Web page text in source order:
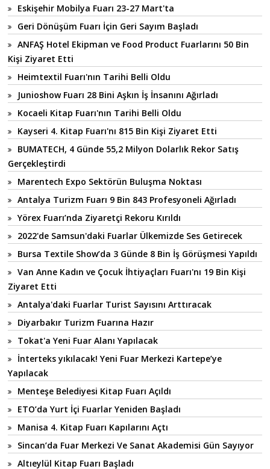
Eskişehir Mobilya Fuarı 23-27 Mart'ta
Geri Dönüşüm Fuarı İçin Geri Sayım Başladı
ANFAŞ Hotel Ekipman ve Food Product Fuarlarını 50 Bin
Kişi Ziyaret Etti
Heimtextil Fuarı'nın Tarihi Belli Oldu
Junioshow Fuarı 28 Bini Aşkın İş İnsanını Ağırladı
Kocaeli Kitap Fuarı'nın Tarihi Belli Oldu
Kayseri 4. Kitap Fuarı'nı 815 Bin Kişi Ziyaret Etti
BUMATECH, 4 Günde 55,2 Milyon Dolarlık Rekor Satış
Gerçekleştirdi
Marentech Expo Sektörün Buluşma Noktası
Antalya Turizm Fuarı 9 Bin 843 Profesyoneli Ağırladı
Yörex Fuarı’nda Ziyaretçi Rekoru Kırıldı
2022'de Samsun'daki Fuarlar Ülkemizde Ses Getirecek
Bursa Textile Show’da 3 Günde 8 Bin İş Görüşmesi Yapıldı
Van Anne Kadın ve Çocuk İhtiyaçları Fuarı'nı 19 Bin Kişi
Ziyaret Etti
Antalya'daki Fuarlar Turist Sayısını Arttıracak
Diyarbakır Turizm Fuarına Hazır
Tokat'a Yeni Fuar Alanı Yapılacak
İnterteks yıkılacak! Yeni Fuar Merkezi Kartepe’ye
Yapılacak
Menteşe Belediyesi Kitap Fuarı Açıldı
ETO’da Yurt İçi Fuarlar Yeniden Başladı
Manisa 4. Kitap Fuarı Kapılarını Açtı
Sincan’da Fuar Merkezi Ve Sanat Akademisi Gün Sayıyor
Altıeylül Kitap Fuarı Başladı